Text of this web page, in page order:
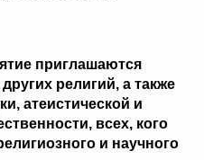
приглашаются
религий, а также
атеистической и
всех, кого
и научного